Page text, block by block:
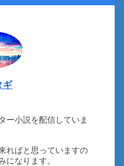
ギ
ー小説を配信していま
ればと思っていますの
になります。